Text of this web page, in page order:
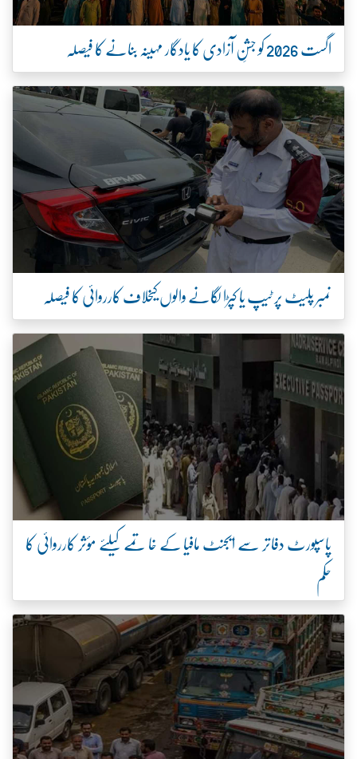
اگست 2026 کو جشنِ آزادی کا یادگار مہینہ بنانے کا فیصلہ
نمبر پلیٹ پر ٹیپ یا کپڑا لگانے والوں کیخلاف کارروائی کا فیصلہ
پاسپورٹ دفاتر سے ایجنٹ مافیا کے خاتمے کیلئے مؤثر کارروائی کا
حکم